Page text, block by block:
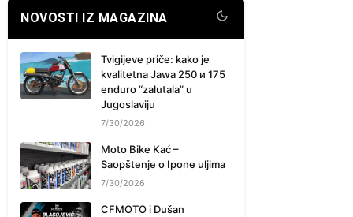
NOVOSTI IZ MAGAZINA
Tvigijeve priče: kako je
kvalitetna Jawa 250 и 175
enduro “zalutala” u
Jugoslaviju
7/30/2026
Moto Bike Kać –
Saopštenje o Ipone uljima
7/30/2026
CFMOTO i Dušan